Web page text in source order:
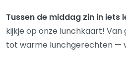
Tussen de middag zin in iets
kijkje op onze lunchkaart!
tot warme lunchgerechten —